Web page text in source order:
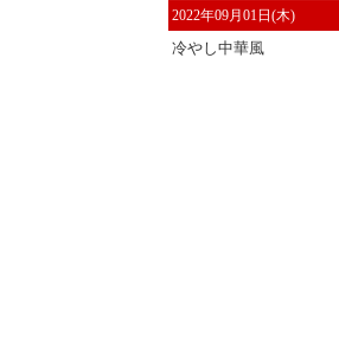
2022年09月01日(木)
冷やし中華風